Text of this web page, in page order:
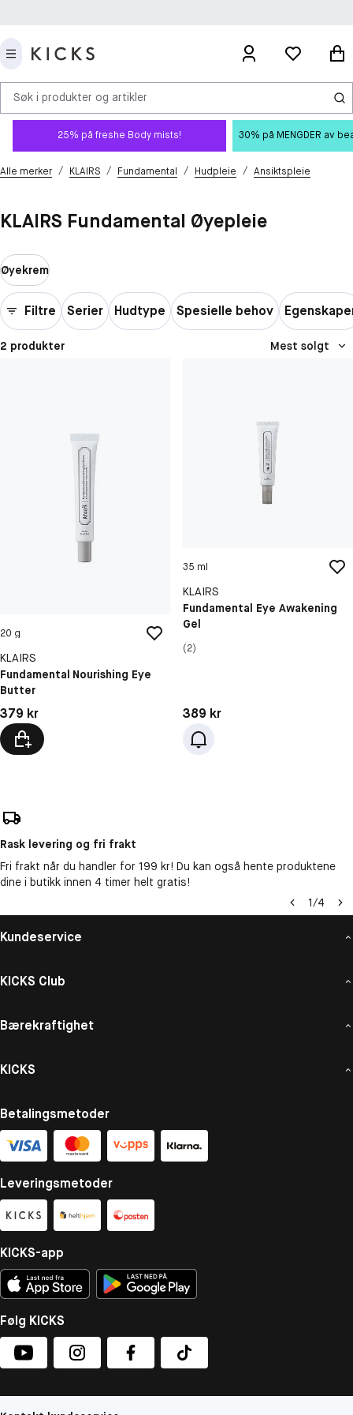
Søk i produkter og artikler
25% på freshe Body mists! 30% på MENGDER av
Alle merker / KLAIRS / Fundamental / Hudpleie / Ansiktspleie
KLAIRS Fundamental Øyepleie
Øyekrem
Filtre Serier Hudtype Spesielle behov
2 produkter Mest solgt
20 g
KLAIRS
Fundamental Nourishing Eye
Butter
Pris: 379 kr
379 kr
35 ml
KLAIRS
Fundamental Eye Awakening
Gel
(2)
Pris: 389 kr
389 kr
Rask levering og fri frakt
Fri frakt når du handler for 199 kr! Du kan også hente produktene
dine i butikk innen 4 timer helt gratis!
1/4
Kundeservice
KICKS Club
Bærekraftighet
KICKS
Betalingsmetoder
Leveringsmetoder
KICKS-app
Følg KICKS